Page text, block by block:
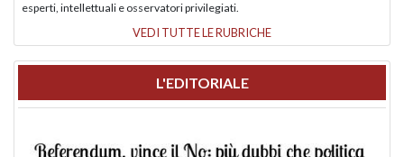
esperti, intellettuali e osservatori privilegiati.
VEDI TUTTE LE RUBRICHE
L'EDITORIALE